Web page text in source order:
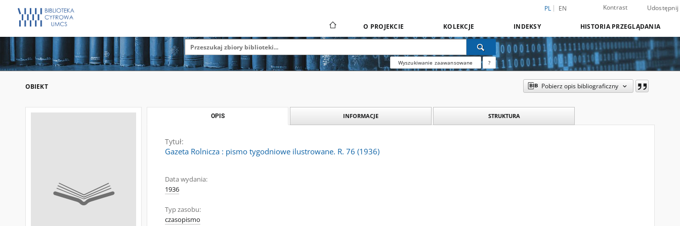
PL EN Kontrast Udostępnij
O PROJEKCIE KOLEKCJE INDEKSY HISTORIA PRZEGLĄDANIA
Wyszukiwanie zaawansowane ?
OBIEKT Pobierz opis bibliograficzny
OPIS INFORMACJE STRUKTURA
Tytuł:
Gazeta Rolnicza : pismo tygodniowe ilustrowane. R. 76 (1936)
Data wydania:
1936
Typ zasobu:
czasopismo